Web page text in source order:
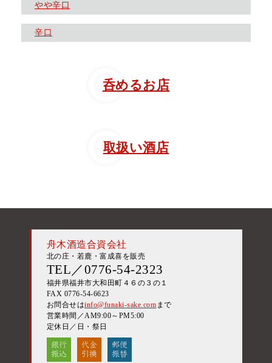
やや辛口
辛口
呑めるお店
取扱い酒店
舟木酒造合資会社
北の庄・若鹿・富成喜を販売
TEL／0776-54-2323
福井県福井市大和田町４６の３の１
FAX 0776-54-6623
お問合せはinfo@funaki-sake.com まで
営業時間／AM9:00～PM5:00
定休日／日・祭日